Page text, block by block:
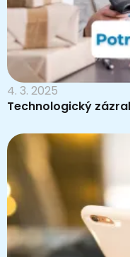
4. 3. 2025
Technologický